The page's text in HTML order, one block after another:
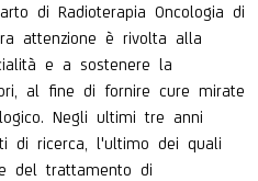
di Radioterapia Oncologia di
attenzione è rivolta alla
e a sostenere la
al fine di fornire cure mirate
Negli ultimi tre anni
di ricerca, l'ultimo dei quali
del trattamento di